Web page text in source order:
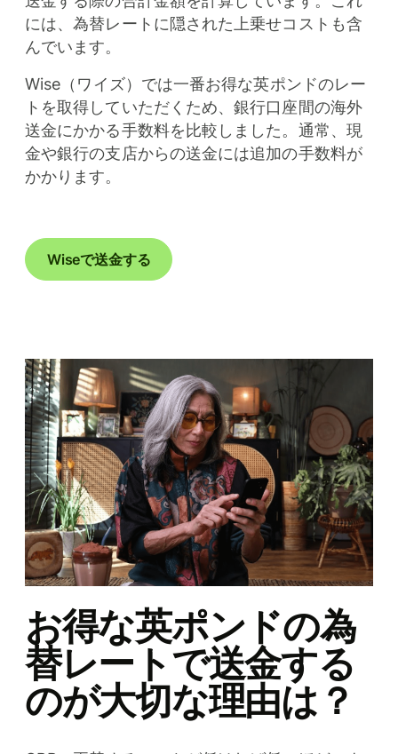
には、為替レートに隠された上乗せコストも含
んでいます。
Wise（ワイズ）では一番お得な英ポンドのレー
トを取得していただくため、銀行口座間の海外
送金にかかる手数料を比較しました。通常、現
金や銀行の支店からの送金には追加の手数料が
かかります。
Wiseで送金する
お得な英ポンドの為
替レートで送金する
のが大切な理由は？